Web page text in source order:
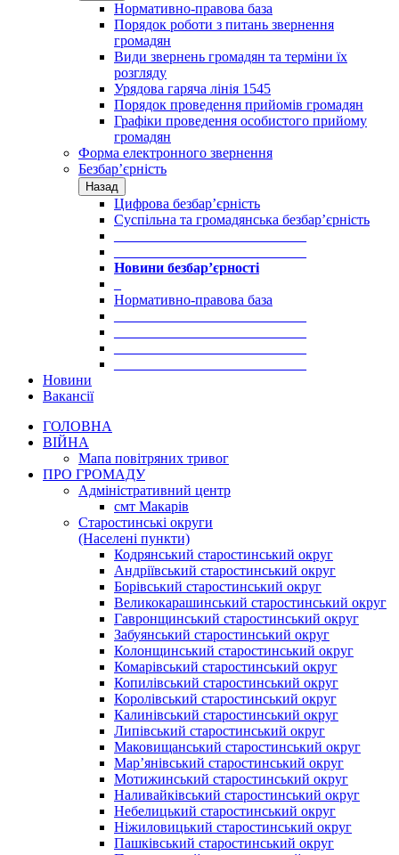
Нормативно-правова база
Порядок роботи з питань звернення
громадян
Види звернень громадян та терміни їх
розгляду
Урядова гаряча лінія 1545
Порядок проведення прийомів громадян
Графіки проведення особистого прийому
громадян
Форма електронного звернення
Безбар’єрність
Назад
Цифрова безбар’єрність
Суспільна та громадянська безбар’єрність
Новини безбар’єрності
Нормативно-правова база
Новини
Вакансії
ГОЛОВНА
ВІЙНА
Мапа повітряних тривог
ПРО ГРОМАДУ
Aдміністративний центр
смт Макарів
Старостинські округи
(Населені пункти)
Кодрянський старостинський округ
Андріївський старостинський округ
Борівський старостинський округ
Великокарашинський старостинський округ
Гавронщинський старостинський округ
Забуянський старостинський округ
Колонщинський старостинський округ
Комарівський старостинський округ
Копилівський старостинський округ
Королівський старостинський округ
Калинівський старостинський округ
Липівський старостинський округ
Маковищанський старостинський округ
Мар’янівський старостинський округ
Мотижинський старостинський округ
Наливайківський старостинський округ
Небелицький старостинський округ
Ніжиловицький старостинський округ
Пашківський старостинський округ